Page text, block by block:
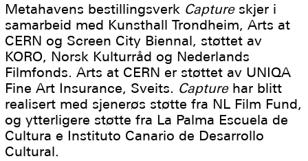
Metahavens bestillingsverk Captureskjer i
samarbeid med Kunsthall Trondheim, Arts at
CERN og Screen City Biennal, støttet av
KORO, Norsk Kulturråd og Nederlands
Filmfonds. Arts at CERN er støttet av UNIQA
Fine Art Insurance, Sveits. Capturehar blitt
realisert med sjenerøs støtte fra NL Film Fund,
og ytterligere støtte fra La Palma Escuela de
Cultura e Instituto Canario de Desarrollo
Cultural.